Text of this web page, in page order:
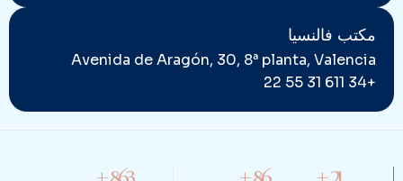
مكتب فالنسيا
Avenida de Aragón, 30, 8ª planta, Valencia
+34 611 31 55 22